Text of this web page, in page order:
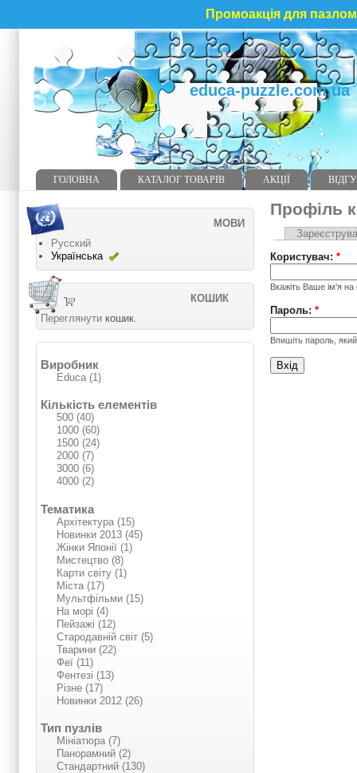
Промоакція для
educa-puzzle.com.ua
ГОЛОВНА КАТАЛОГ ТОВАРІВ АКЦІЇ
Профіль
Користувач: *
Вкажіть Ваше ім'я
Пароль: *
Впишіть пароль,
МОВИ
Русский
Українська
КОШИК
Переглянути кошик.
Виробник
Educa (1)
Кількість елементів
500 (40)
1000 (60)
1500 (24)
2000 (7)
3000 (6)
4000 (2)
Тематика
Архітектура (15)
Нoвинки 2013 (45)
Жінки Японії (1)
Мистецтво (8)
Карти світу (1)
Міста (17)
Мультфільми (15)
На морі (4)
Пейзажі (12)
Стародавній світ (5)
Тварини (22)
Феї (11)
Фентезі (13)
Різне (17)
Нoвинки 2012 (26)
Тип пузлів
Мініатюра (7)
Панорамний (2)
Стандартний (130)